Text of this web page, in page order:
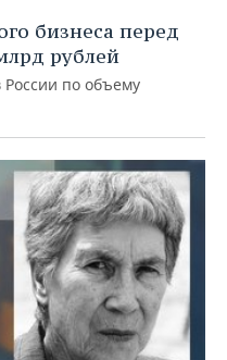
бизнеса перед
рублей
России по объему